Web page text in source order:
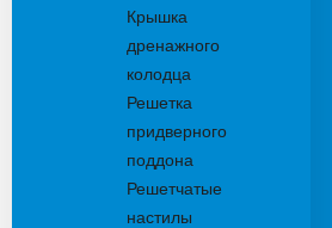
Крышка
дренажного
колодца
Решетка
придверного
поддона
Решетчатые
настилы